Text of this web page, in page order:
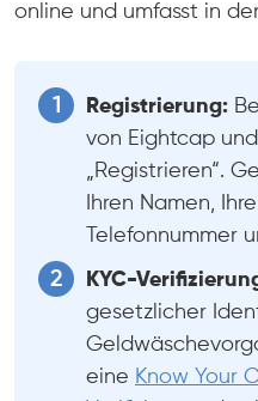
online und umfasst in
Registrierung:
von Eightcap
„Registrieren“.
Ihren Namen,
Telefonnummer
KYC-
gesetzlicher
eine Know Your